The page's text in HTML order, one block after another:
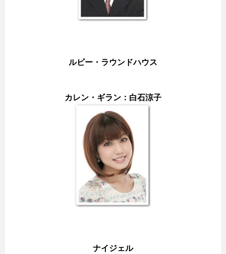
ルビー・ラウンドハウス
カレン・ギラン：白石涼子
ナイジェル